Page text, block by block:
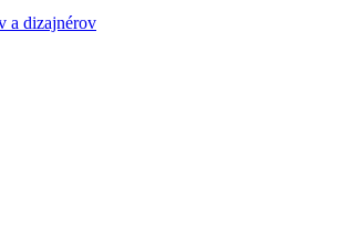
a dizajnérov